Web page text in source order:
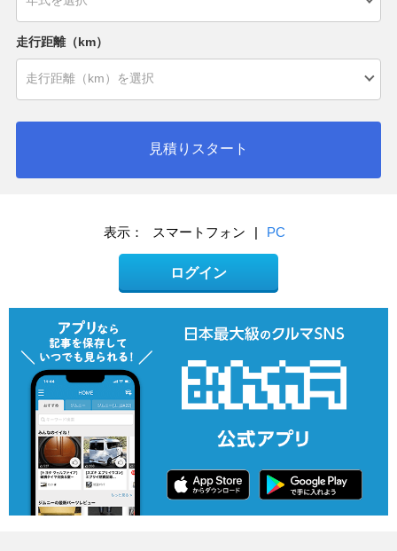
走行距離（km）
見積りスタート
表示： スマートフォン | PC
ログイン